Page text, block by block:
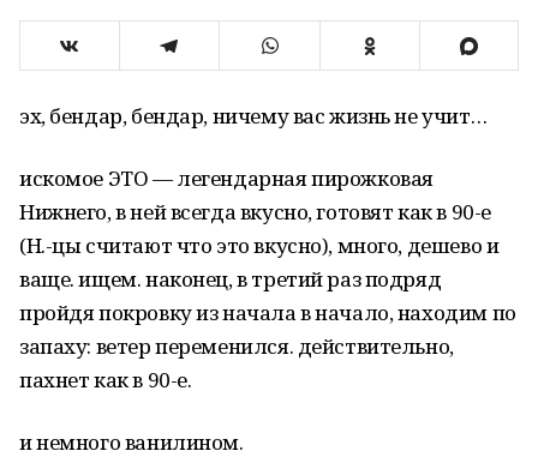
эх, бендар, бендар, ничему вас жизнь не учит…
искомое ЭТО — легендарная пирожковая
Нижнего, в ней всегда вкусно, готовят как в 90-е
(Н.-цы считают что это вкусно), много, дешево и
ваще. ищем. наконец, в третий раз подряд
пройдя покровку из начала в начало, находим по
запаху: ветер переменился. действительно,
пахнет как в 90-е.
и немного ванилином.